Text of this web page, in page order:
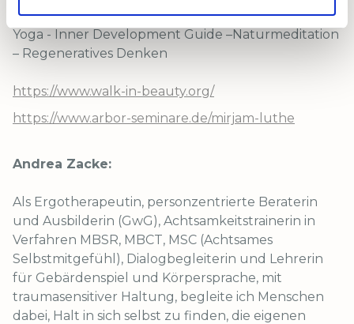
zurStressbewältigung – Dyaden und Dialog - Hatha
Yoga - Inner Development Guide –Naturmeditation
– Regeneratives Denken
https://www.walk-in-beauty.org/
https://www.arbor-seminare.de/mirjam-luthe
Andrea Zacke:
Als Ergotherapeutin, personzentrierte Beraterin
und Ausbilderin (GwG), Achtsamkeitstrainerin in
Verfahren MBSR, MBCT, MSC (Achtsames
Selbstmitgefühl), Dialogbegleiterin und Lehrerin
für Gebärdenspiel und Körpersprache, mit
traumasensitiver Haltung, begleite ich Menschen
dabei, Halt in sich selbst zu finden, die eigenen